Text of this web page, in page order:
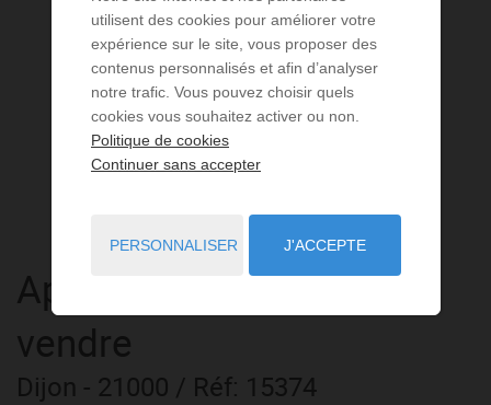
Appartement 1 pièceà
vendre
Dijon - 21000 / Réf: 15374
utilisent des cookies pour améliorer votre
expérience sur le site, vous proposer des
contenus personnalisés et afin d’analyser
notre trafic. Vous pouvez choisir quels
cookies vous souhaitez activer ou non.
Politique de cookies
Continuer sans accepter
PERSONNALISER J'ACCEPTE